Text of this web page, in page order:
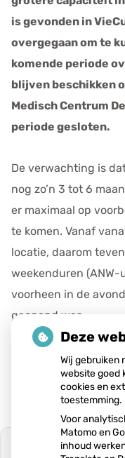
is gevonden in
overgegaan om te
komende periode
blijven beschikken
Medisch Centrum
periode gesloten.
De verwachting is
nog zo’n 3 tot 6
er maximaal op
te komen. Vanaf
locatie, daarom
weekenduren (ANW-
voorheen in de
geopend was.
Deze
Wij gebruiken
website goed
cookies en
toestemming.
Voor
Matomo en
inhoud